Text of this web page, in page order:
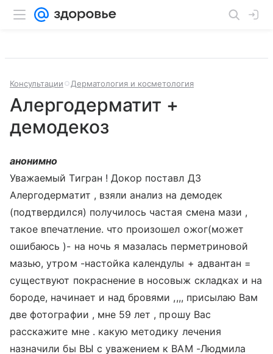
Консультации Дерматология и косметология
Алергодерматит +
демодекоз
анонимно
Уважаемый Тигран ! Докор поставл ДЗ
Алергодерматит , взяли анализ на демодек
(подтвердился) получилось частая смена мази ,
такое впечатление. что произошел ожог(может
ошибаюсь )- на ночь я мазалась перметриновой
мазью, утром -настойка календулы + адвантан =
существуют покраснение в носовыж складках и на
бороде, начинает и над бровями ,,,, присылаю Вам
две фотографии , мне 59 лет , прошу Вас
расскажите мне . какую методику лечения
назначили бы ВЫ с уважением к ВАМ -Людмила